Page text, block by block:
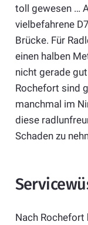
toll gewesen …
vielbefahrene
Brücke. Für
einen halben
nicht gerade
Rochefort sind
manchmal im
diese
Schaden zu
Nach Rochefort